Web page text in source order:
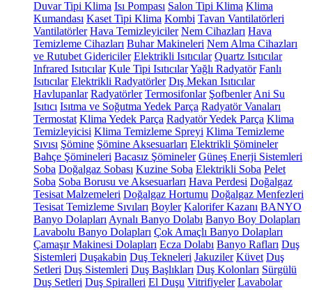
Duvar Tipi Klima Isı Pompası Salon Tipi Klima Klima
Kumandası Kaset Tipi Klima Kombi Tavan Vantilatörleri
Vantilatörler Hava Temizleyiciler Nem Cihazları Hava
Temizleme Cihazları Buhar Makineleri Nem Alma Cihazları
ve Rutubet Gidericiler Elektrikli Isıtıcılar Quartz Isıtıcılar
Infrared Isıtıcılar Kule Tipi IsıtıcılarYağlı Radyatör Fanlı
Isıtıcılar Elektrikli Radyatörler Dış Mekan Isıtıcılar
Havlupanlar Radyatörler Termosifonlar Şofbenler Ani Su
Isıtıcı Isıtma ve Soğutma Yedek Parça Radyatör Vanaları
Termostat Klima Yedek Parça Radyatör Yedek Parça Klima
Temizleyicisi Klima Temizleme Spreyi Klima Temizleme
Sıvısı Şömine Şömine Aksesuarları Elektrikli Şömineler
Bahçe Şömineleri Bacasız Şömineler Güneş Enerji Sistemleri
Soba Doğalgaz Sobası Kuzine Soba Elektrikli Soba Pelet
Soba Soba Borusu ve Aksesuarları Hava Perdesi Doğalgaz
Tesisat Malzemeleri Doğalgaz Hortumu Doğalgaz Menfezleri
Tesisat Temizleme Sıvıları Boyler Kalorifer Kazanı BANYO
Banyo Dolapları Aynalı Banyo Dolabı Banyo Boy Dolapları
Lavabolu Banyo Dolapları Çok Amaçlı Banyo Dolapları
Çamaşır Makinesi Dolapları Ecza Dolabı Banyo Rafları Duş
Sistemleri Duşakabin Duş Tekneleri Jakuziler Küvet Duş
Setleri Duş Sistemleri Duş Başlıkları Duş Kolonları Sürgülü
Duş Setleri Duş Spiralleri El Duşu Vitrifiyeler Lavabolar